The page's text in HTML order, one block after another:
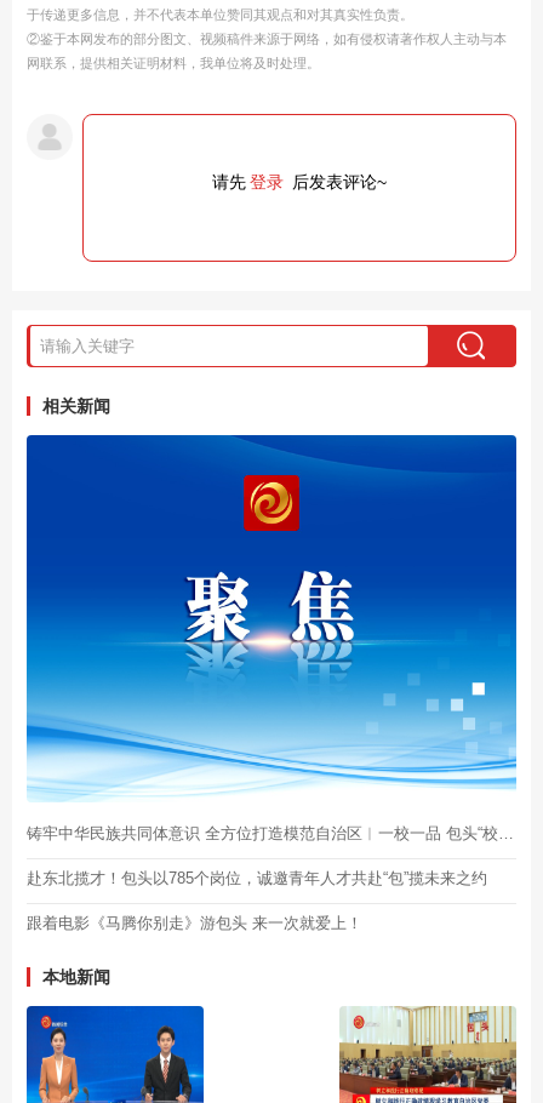
于传递更多信息，并不代表本单位赞同其观点和对其真实性负责。
②鉴于本网发布的部分图文、视频稿件来源于网络，如有侵权请著作权人主动与本
网联系，提供相关证明材料，我单位将及时处理。
请先登录 后发表评论~
相关新闻
赴东北揽才！包头以785个岗位，诚邀青年人才共赴“包”揽未来之约
跟着电影《马腾你别走》游包头 来一次就爱上！
本地新闻